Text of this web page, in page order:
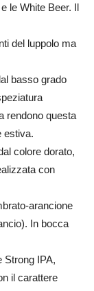
le White Beer. Il
del luppolo ma
basso grado
rendono questa
estiva.
colore dorato,
con
arancione
In bocca
Strong IPA,
il carattere